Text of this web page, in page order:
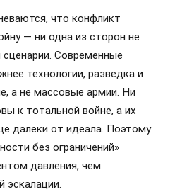
что конфликт
— ни одна из сторон не
Современные
технологии, разведка и
а не массовые армии. Ни
к тотальной войне, а их
далеки от идеала. Поэтому
без ограничений»
давления, чем
эскалации.